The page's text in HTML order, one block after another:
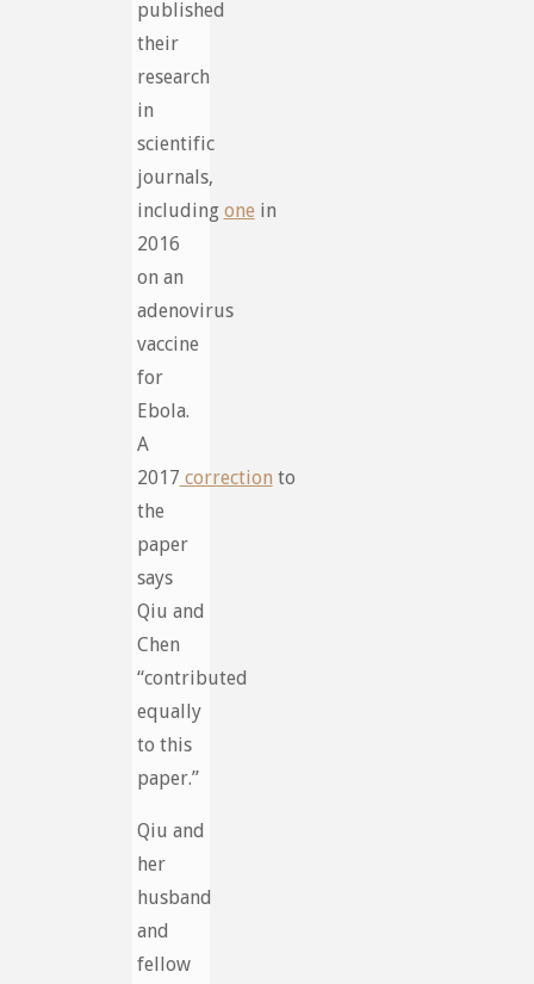
published
their
research
in
scientific
journals,
including one in
2016
on an
adenovirus
vaccine
for
Ebola.
A
2017 correction to
the
paper
says
Qiu and
Chen
“contributed
equally
to this
paper.”
Qiu and
her
husband
and
fellow